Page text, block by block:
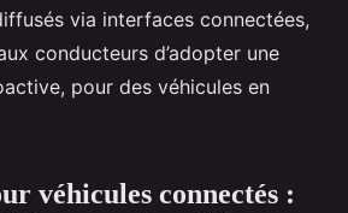
via interfaces connectées,
conducteurs d’adopter une
pour des véhicules en
véhicules connectés :